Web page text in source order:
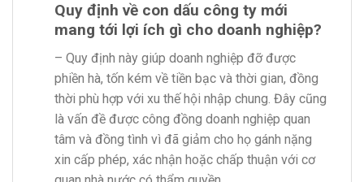
Quy định về con dấu công ty mới
mang tới lợi ích gì cho doanh nghiệp?
– Quy định này giúp doanh nghiệp đỡ được
phiền hà, tốn kém về tiền bạc và thời gian, đồng
thời phù hợp với xu thế hội nhập chung. Đây cũng
là vấn đề được công đồng doanh nghiệp quan
tâm và đồng tình vì đã giảm cho họ gánh nặng
xin cấp phép, xác nhận hoặc chấp thuận với cơ